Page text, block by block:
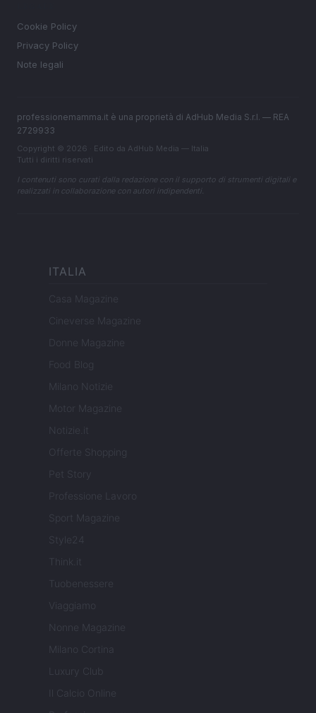
Cookie Policy
Privacy Policy
Note legali
professionemamma.it è una proprietà di AdHub Media S.r.l. — REA
2729933
Copyright © 2026 · Edito da AdHub Media — Italia
Tutti i diritti riservati
I contenuti sono curati dalla redazione con il supporto di strumenti digitali e
realizzati in collaborazione con autori indipendenti.
ITALIA
Casa Magazine
Cineverse Magazine
Donne Magazine
Food Blog
Milano Notizie
Motor Magazine
Notizie.it
Offerte Shopping
Pet Story
Professione Lavoro
Sport Magazine
Style24
Think.it
Tuobenessere
Viaggiamo
Nonne Magazine
Milano Cortina
Luxury Club
Il Calcio Online